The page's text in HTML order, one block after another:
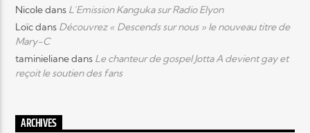
Nicoledans L’Emission Kanguka sur Radio Elyon
Loïcdans Découvrez « Descends sur nous » le nouveau titre de
Mary-C
taminielianedans Le chanteur de gospel Jotta A devient gay et
reçoit le soutien des fans
ARCHIVES